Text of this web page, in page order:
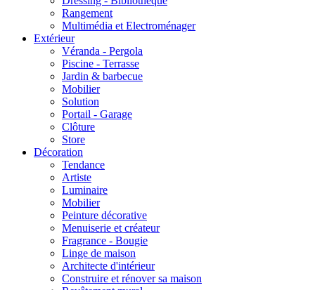
Rangement
Multimédia et Electroménager
Extérieur
Véranda - Pergola
Piscine - Terrasse
Jardin & barbecue
Mobilier
Solution
Portail - Garage
Clôture
Store
Décoration
Tendance
Artiste
Luminaire
Mobilier
Peinture décorative
Menuiserie et créateur
Fragrance - Bougie
Linge de maison
Architecte d'intérieur
Construire et rénover sa maison